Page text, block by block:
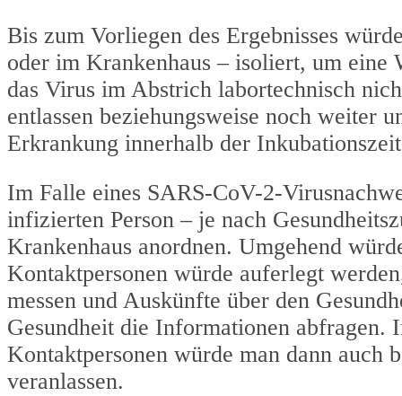
Bis zum Vorliegen des Ergebnisses
oder im Krankenhaus – isoliert, um
das Virus im Abstrich labortechnisch
entlassen beziehungsweise noch weiter
Erkrankung innerhalb der
Im Falle eines SARS-CoV-2-
infizierten Person – je nach
Krankenhaus anordnen. Umgehend
Kontaktpersonen würde auferlegt
messen und Auskünfte über den
Gesundheit die Informationen abfragen.
Kontaktpersonen würde man dann auch
veranlassen.